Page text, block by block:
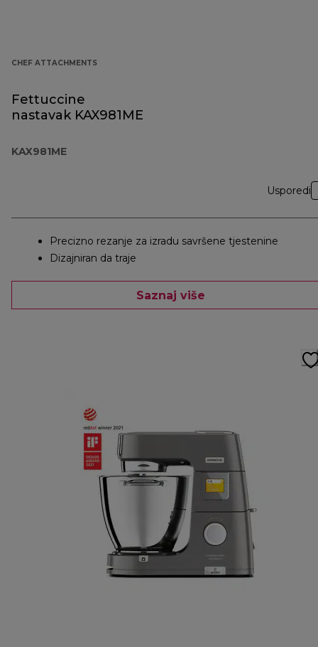
CHEF ATTACHMENTS
Fettuccine
nastavak KAX981ME
KAX981ME
Usporedi
Precizno rezanje za izradu savršene tjestenine
Dizajniran da traje
Saznaj više